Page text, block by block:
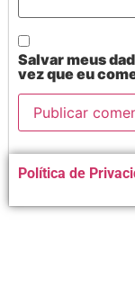
Salvar meus
vez que eu
Alternative:
Política de